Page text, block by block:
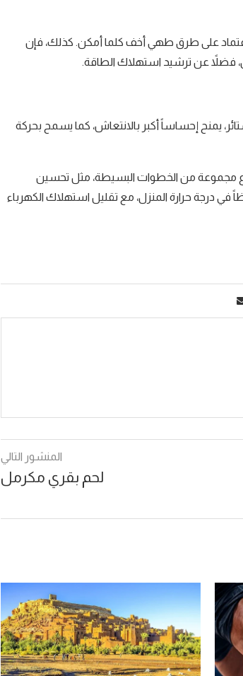
على طرق طهي أخف كلما أمكن. كذلك، فإن
يمنح إحساساً أكبر بالانتعاش، كما يسمح بحركة
مجموعة من الخطوات البسيطة، مثل تحسين
في درجة حرارة المنزل، مع تقليل استهلاك الكهرباء
المنشور التالي
لحم بقري مكرمل